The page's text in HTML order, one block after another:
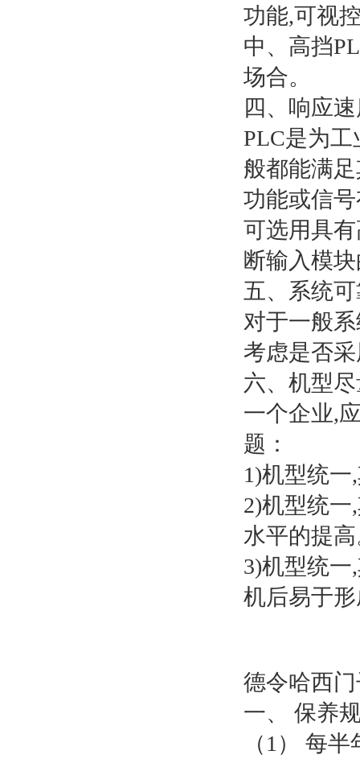
功能,可视
中、高挡
场合。
四、响应
PLC是为
般都能满
功能或信
可选用具
断输入模
五、系统
对于一般
考虑是否
六、机型
一个企业,
题：
1)机型统
2)机型统
水平的提
3)机型统
机后易于
德令哈西
一、 保养
（1） 每